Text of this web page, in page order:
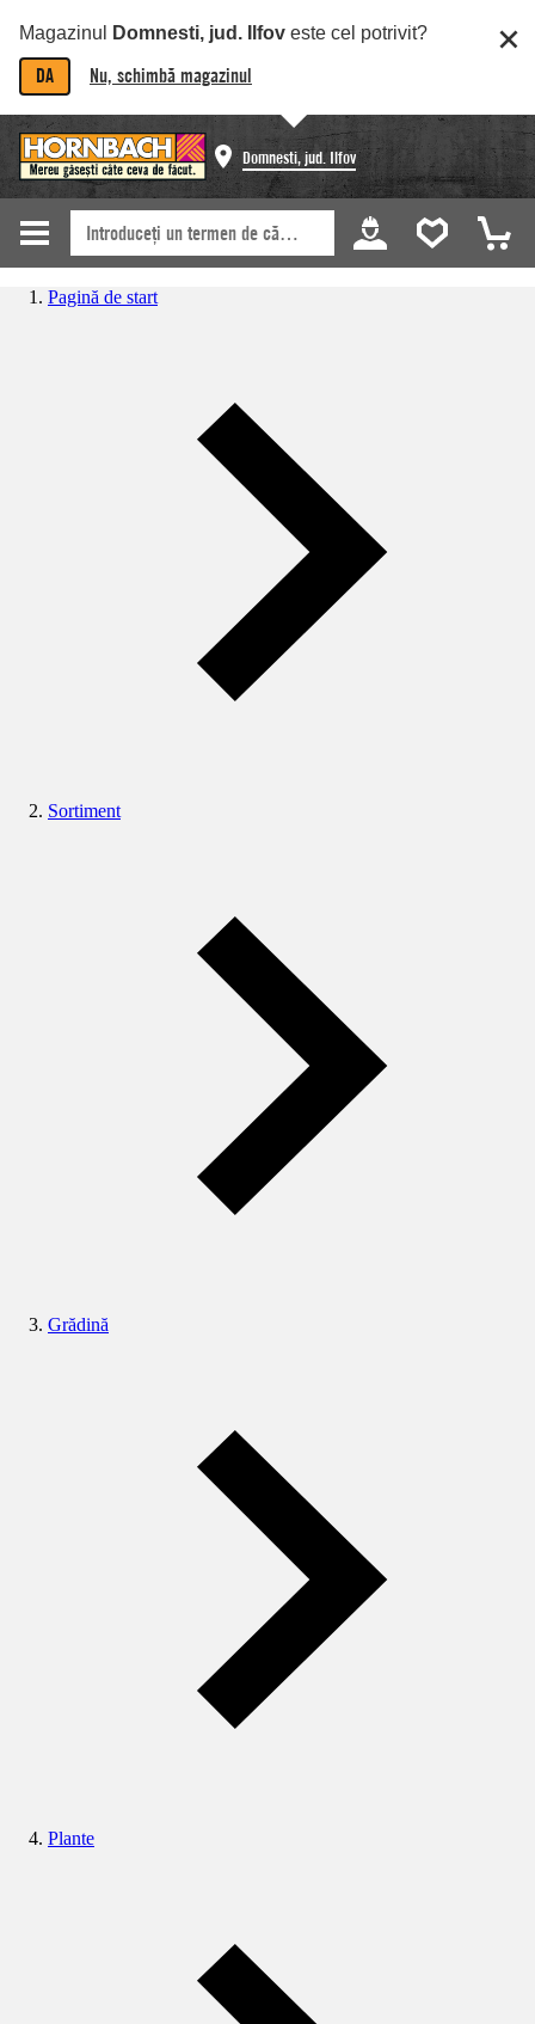
Magazinul Domnesti, jud. Ilfov este cel potrivit?
DA Nu, schimbă magazinul
Domnesti, jud. Ilfov
Pagină de start
Sortiment
Grădină
Plante